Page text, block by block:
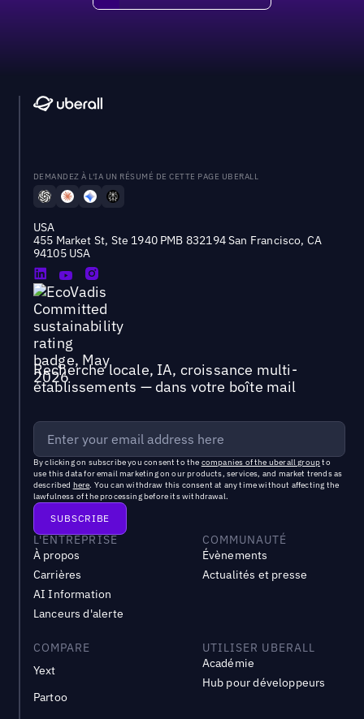
DEMANDEZ À L'IA UN RÉSUMÉ DE CETTE PAGE UBERALL
USA
455 Market St, Ste 1940 PMB 832194 San Francisco, CA
94105 USA
Recherche locale, IA, croissance multi-
établissements — dans votre boîte mail
By clicking on subscribe you consent to the companies of the uberall groupto
use this data for email marketing on our products, services, and market trends as
described here. You can withdraw this consent at any time without affecting the
lawfulness of the processing before its withdrawal.
L'ENTREPRISE
À propos
Carrières
AI Information
Lanceurs d'alerte
COMMUNAUTÉ
Évènements
Actualités et presse
COMPARE
Yext
Partoo
UTILISER UBERALL
Académie
Hub pour développeurs